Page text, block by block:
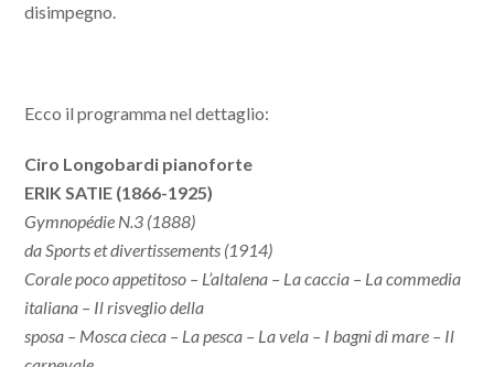
disimpegno.
Ecco il programma nel dettaglio:
Ciro Longobardi pianoforte
ERIK SATIE (1866-1925)
Gymnopédie N.3 (1888)
da Sports et divertissements (1914)
Corale poco appetitoso – L’altalena – La caccia – La commedia
italiana – Il risveglio della
sposa – Mosca cieca – La pesca – La vela – I bagni di mare – Il